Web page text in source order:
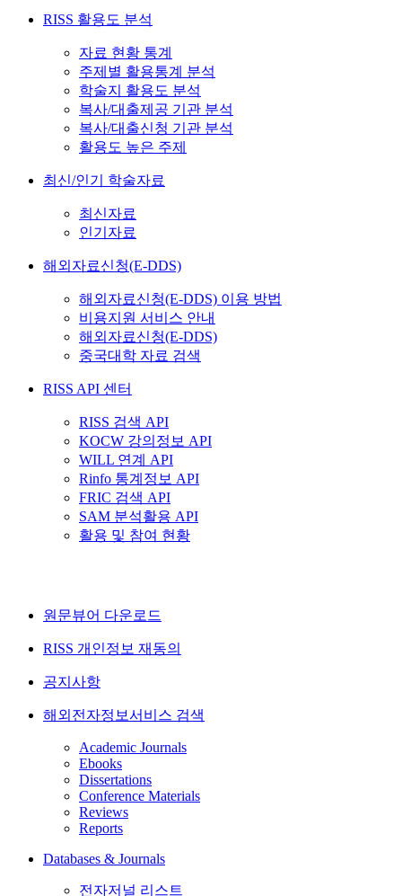
RISS 활용도 분석
자료 현황 통계
주제별 활용통계 분석
학술지 활용도 분석
복사/대출제공 기관 분석
복사/대출신청 기관 분석
활용도 높은 주제
최신/인기 학술자료
최신자료
인기자료
해외자료신청(E-DDS)
해외자료신청(E-DDS) 이용 방법
비용지원 서비스 안내
해외자료신청(E-DDS)
중국대학 자료 검색
RISS API 센터
RISS 검색 API
KOCW 강의정보 API
WILL 연계 API
Rinfo 통계정보 API
FRIC 검색 API
SAM 분석활용 API
활용 및 참여 현황
원문뷰어 다운로드
RISS 개인정보 재동의
공지사항
해외전자정보서비스 검색
Academic Journals
Ebooks
Dissertations
Conference Materials
Reviews
Reports
Databases & Journals
전자저널 리스트